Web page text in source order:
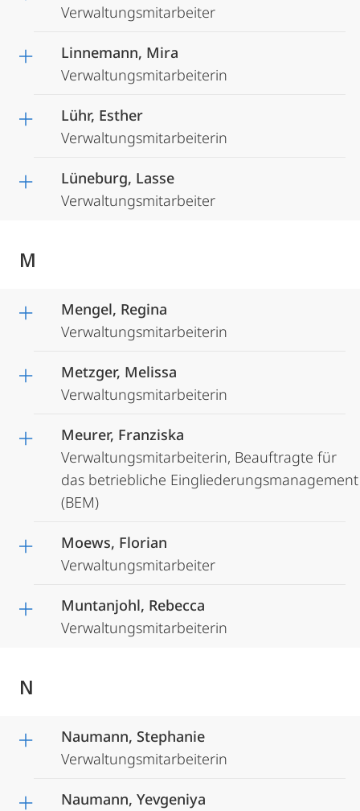
Verwaltungsmitarbeiter
Linnemann, Mira
Verwaltungsmitarbeiterin
Lühr, Esther
Verwaltungsmitarbeiterin
Lüneburg, Lasse
Verwaltungsmitarbeiter
M
Mengel, Regina
Verwaltungsmitarbeiterin
Metzger, Melissa
Verwaltungsmitarbeiterin
Meurer, Franziska
Verwaltungsmitarbeiterin, Beauftragte für
das betriebliche Eingliederungsmanagement
(BEM)
Moews, Florian
Verwaltungsmitarbeiter
Muntanjohl, Rebecca
Verwaltungsmitarbeiterin
N
Naumann, Stephanie
Verwaltungsmitarbeiterin
Naumann, Yevgeniya